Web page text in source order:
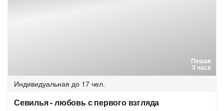
Пешая
3 часа
Индивидуальная до 17 чел.
Севилья - любовь с первого взгляда